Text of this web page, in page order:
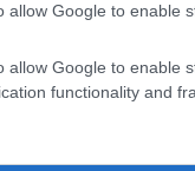
allow Google to enable
allow Google to enable
functionality and
Invia un